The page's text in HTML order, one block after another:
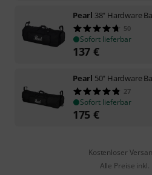
Pearl 38" Hardware
50
Sofort lieferbar
137 €
Pearl 50" Hardware
27
Sofort lieferbar
175 €
Kostenloser
Alle Preise inkl.